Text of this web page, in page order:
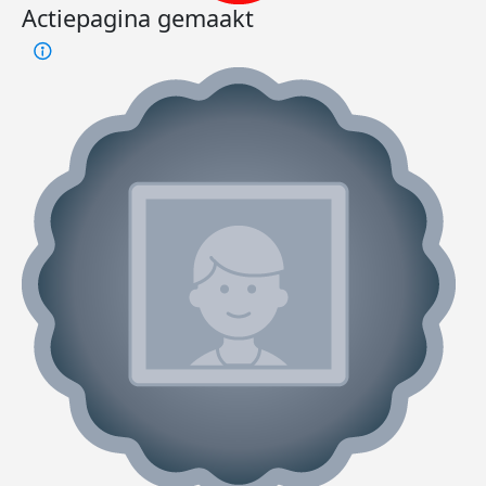
Actiepagina gemaakt